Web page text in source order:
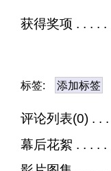
获得奖项 . . . . .
标签: 添加标签
评论列表(0) . . .
幕后花絮 . . . . .